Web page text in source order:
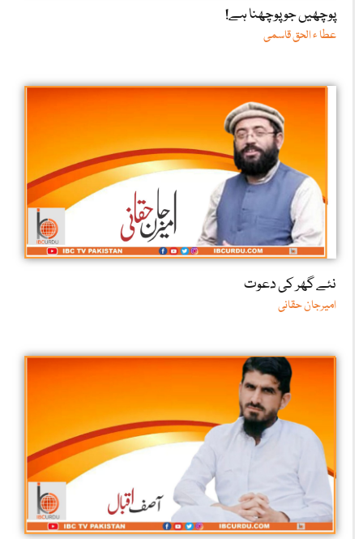
پوچھیں جو پوچھنا ہے!
عطا ء الحق قاسمی
نئے گھر کی دعوت
امیرجان حقانی